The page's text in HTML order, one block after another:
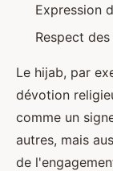
Expression
Respect
Le hijab, par
dévotion
comme un
autres, mais
de